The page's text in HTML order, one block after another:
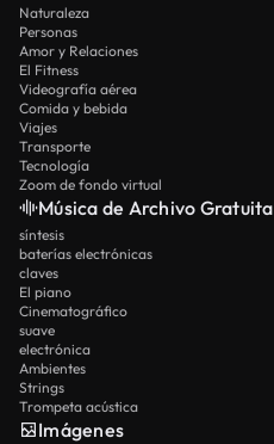
Naturaleza
Personas
Amor y Relaciones
El Fitness
Videografía aérea
Comida y bebida
Viajes
Transporte
Tecnología
Zoom de fondo virtual
Música de Archivo Gratuita
síntesis
baterías electrónicas
claves
El piano
Cinematográfico
suave
electrónica
Ambientes
Strings
Trompeta acústica
Imágenes